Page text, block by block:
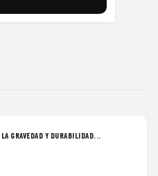
GRAVEDAD Y DURABILIDAD...